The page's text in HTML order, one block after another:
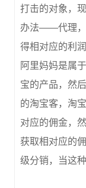
打击的对象，
办法——代理，
得相对应的利
阿里妈妈是属
宝的产品，然
的淘宝客，淘
对应的佣金，
获取相对应的
级分销，当这